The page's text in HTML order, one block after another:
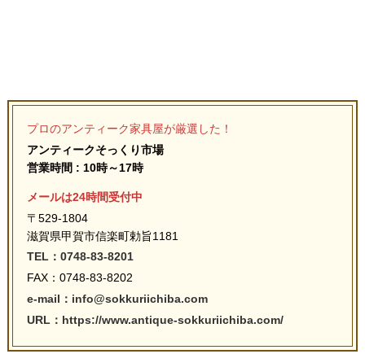
プロのアンティーク家具屋が厳選した！
アンティークそっくり市場
営業時間 : 10時～17時
メールは24時間受付中
〒529-1804
滋賀県甲賀市信楽町勅旨1181
TEL：0748-83-8201
FAX：0748-83-8202
e-mail：info@sokkuriichiba.com
URL：https://www.antique-sokkuriichiba.com/